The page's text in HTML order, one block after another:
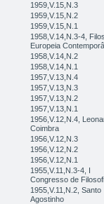
1959,V.15,N.3
1959,V.15,N.2
1959,V.15,N.1
1958,V.14,N.3-4,
Europeia
1958,V.14,N.2
1958,V.14,N.1
1957,V.13,N.4
1957,V.13,N.3
1957,V.13,N.2
1957,V.13,N.1
1956,V.12,N.4,
Coimbra
1956,V.12,N.3
1956,V.12,N.2
1956,V.12,N.1
1955,V.11,N.3-4, I
Congresso de
1955,V.11,N.2, Santo
Agostinho